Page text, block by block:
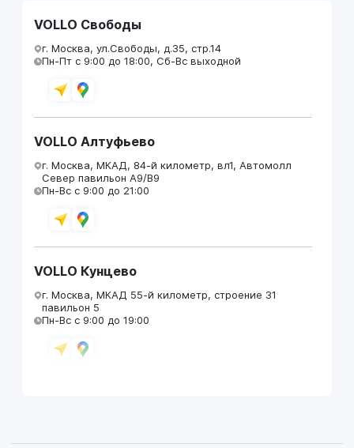
VOLLO Свободы
г. Москва, ул.Свободы, д.35, стр.14
Пн-Пт с 9:00 до 18:00, Сб-Вс выходной
VOLLO Алтуфьево
г. Москва, МКАД, 84-й километр, вл1, Автомолл
Север павильон А9/В9
Пн-Вс с 9:00 до 21:00
VOLLO Кунцево
г. Москва, МКАД 55-й километр, строение 31
павильон 5
Пн-Вс с 9:00 до 19:00